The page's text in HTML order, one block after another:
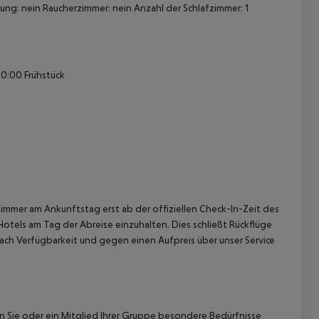
nein Raucherzimmer: nein Anzahl der Schlafzimmer: 1
Frühstück
am Ankunftstag erst ab der offiziellen Check-In-Zeit des
am Tag der Abreise einzuhalten. Dies schließt Rückflüge
Verfügbarkeit und gegen einen Aufpreis über unser Service
oder ein Mitglied Ihrer Gruppe besondere Bedürfnisse